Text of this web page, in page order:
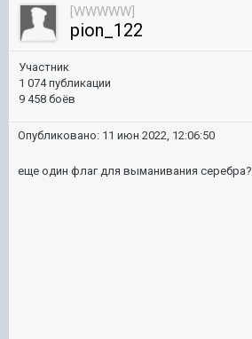
[WWWWW]
pion_122
Участник
1 074 публикации
9 458 боёв
Опубликовано: 11 июн 2022, 12:06:50
еще один флаг для выманивания серебра?